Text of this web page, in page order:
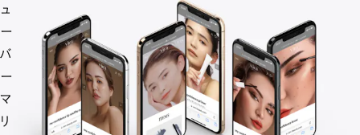
ュ
ー
バ
ー
マ
リ